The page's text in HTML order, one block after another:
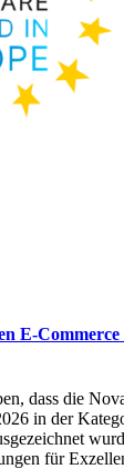
E-
dass die
in der
für